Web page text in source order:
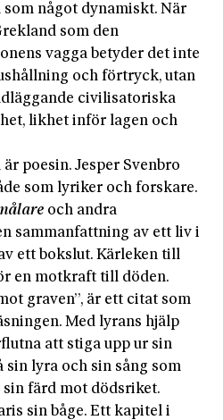
något dynamiskt. När
som den
vagga betyder det inte
och förtryck, utan
civilisatoriska
likhet inför lagen och
poesin. Jesper Svenbro
som lyriker och forskare.
och andra
sammanfattning av ett liv i
ett bokslut. Kärleken till
en motkraft till döden.
graven”, är ett citat som
Med lyrans hjälp
att stiga upp ur sin
sin lyra och sin sång som
färd mot dödsriket.
sin båge. Ett kapitel i